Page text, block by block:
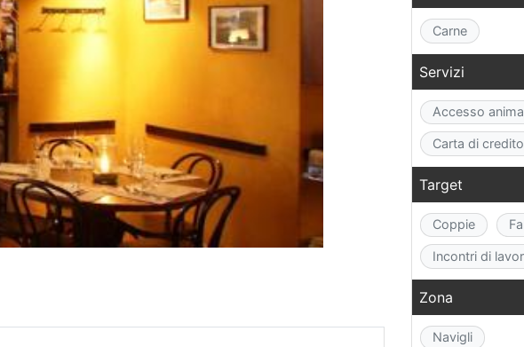
Carne
Servizi
Accesso
Carta di credito
Target
Coppie
Incontri di
Zona
Navigli